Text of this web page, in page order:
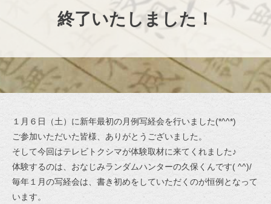
終了いたしました！
１月６日（土）に新年最初の月例写経会を行いました(*^^*)
ご参加いただいた皆様、ありがとうございました。
そして今回はテレビトクシマが体験取材に来てくれました♪
体験するのは、おなじみランダムハンターの久保くんです( ^^)/
毎年１月の写経会は、書き初めをしていただくのが恒例となって
います。